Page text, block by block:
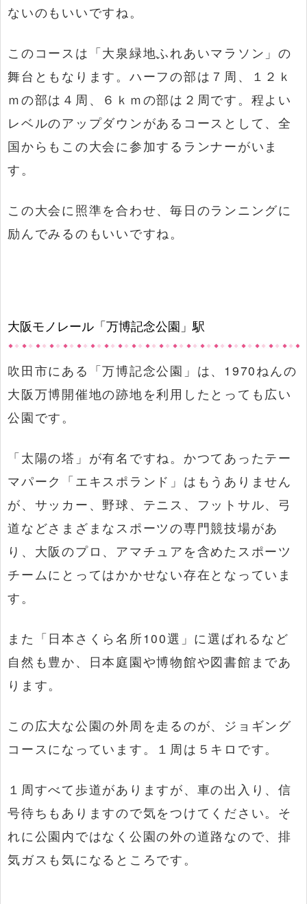
ないのもいいですね。
このコースは「大泉緑地ふれあいマラソン」の
舞台ともなります。ハーフの部は７周、１２ｋ
ｍの部は４周、６ｋｍの部は２周です。程よい
レベルのアップダウンがあるコースとして、全
国からもこの大会に参加するランナーがいま
す。
この大会に照準を合わせ、毎日のランニングに
励んでみるのもいいですね。
大阪モノレール「万博記念公園」駅
吹田市にある「万博記念公園」は、1970ねんの
大阪万博開催地の跡地を利用したとっても広い
公園です。
「太陽の塔」が有名ですね。かつてあったテー
マパーク「エキスポランド」はもうありません
が、サッカー、野球、テニス、フットサル、弓
道などさまざまなスポーツの専門競技場があ
り、大阪のプロ、アマチュアを含めたスポーツ
チームにとってはかかせない存在となっていま
す。
また「日本さくら名所100選」に選ばれるなど
自然も豊か、日本庭園や博物館や図書館まであ
ります。
この広大な公園の外周を走るのが、ジョギング
コースになっています。１周は５キロです。
１周すべて歩道がありますが、車の出入り、信
号待ちもありますので気をつけてください。そ
れに公園内ではなく公園の外の道路なので、排
気ガスも気になるところです。